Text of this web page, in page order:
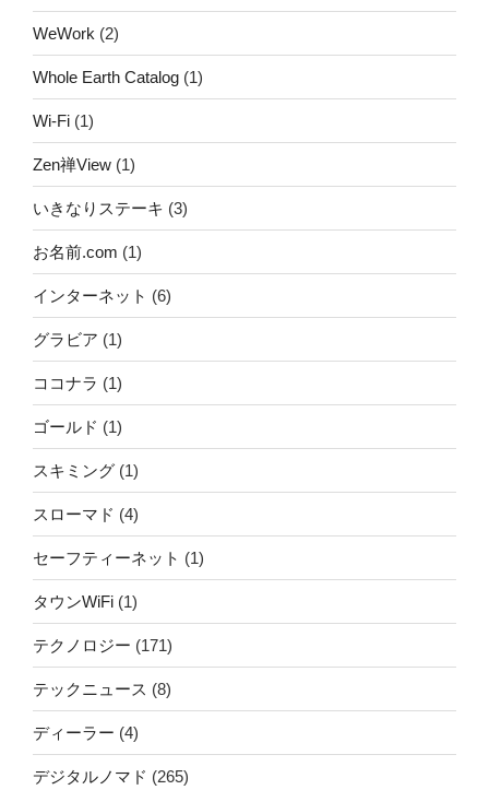
WeWork (2)
Whole Earth Catalog (1)
Wi-Fi (1)
Zen禅View (1)
いきなりステーキ (3)
お名前.com (1)
インターネット (6)
グラビア (1)
ココナラ (1)
ゴールド (1)
スキミング (1)
スローマド (4)
セーフティーネット (1)
タウンWiFi (1)
テクノロジー (171)
テックニュース (8)
ディーラー (4)
デジタルノマド (265)